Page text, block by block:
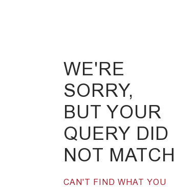
WE'RE
SORRY,
BUT YOUR
QUERY DID
NOT MATCH
CAN'T FIND WHAT YOU